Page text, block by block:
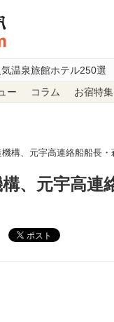
気温泉旅館ホテル250選
ー コラム お宿特集
構、元宇高連絡船船長
、元宇高連
ポスト